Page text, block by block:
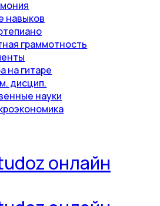
навыков
граммотность
на гитаре
дисцип.
науки